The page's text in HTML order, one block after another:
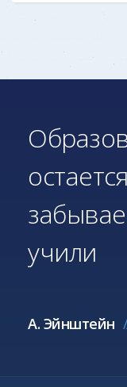
учили
А. Эйнштейн